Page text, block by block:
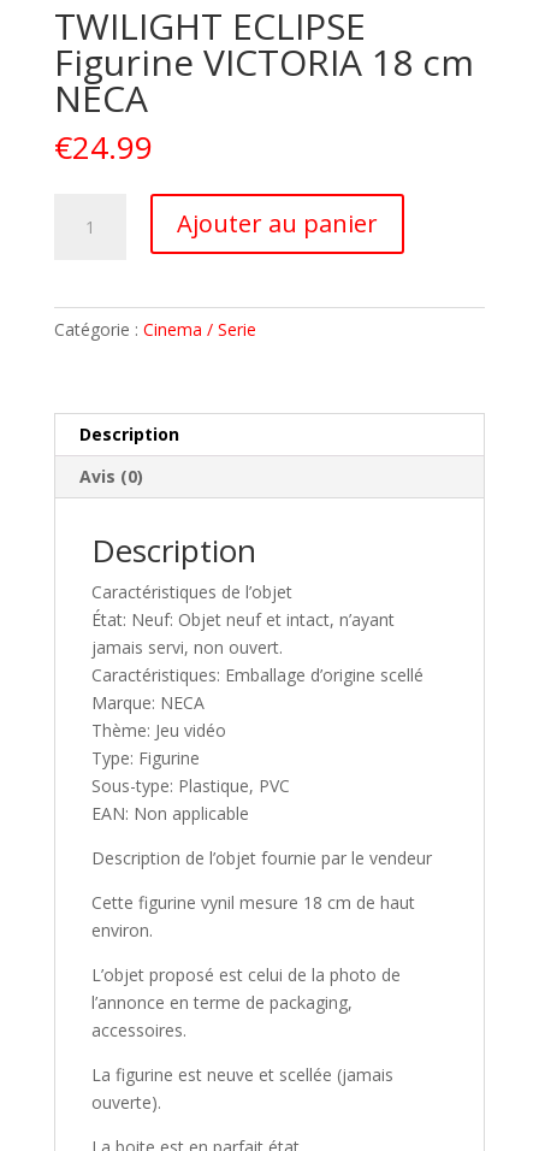
TWILIGHT ECLIPSE
Figurine VICTORIA 18 cm
NECA
€24.99
Figurine
VICTORIA
NECA
Ajouter au panier
v
Catégorie : Cinema / Serie
Description
Avis (0)
Description
Caractéristiques de l’objet
État: Neuf: Objet neuf et intact, n’ayant
jamais servi, non ouvert.
Caractéristiques: Emballage d’origine scellé
Marque: NECA
Thème: Jeu vidéo
Type: Figurine
Sous-type: Plastique, PVC
EAN: Non applicable
Description de l’objet fournie par le vendeur
Cette figurine vynil mesure 18 cm de haut
environ.
L’objet proposé est celui de la photo de
l’annonce en terme de packaging,
accessoires.
La figurine est neuve et scellée (jamais
ouverte).